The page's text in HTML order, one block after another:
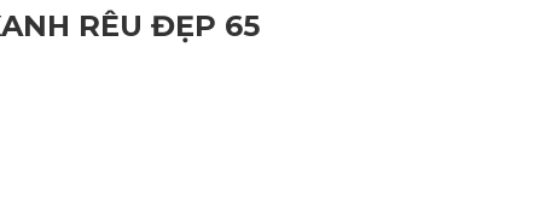
RÊU ĐẸP 65